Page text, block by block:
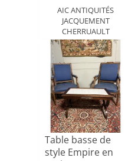
AIC ANTIQUITÉS
JACQUEMENT
CHERRUAULT
Table basse de
style Empire en